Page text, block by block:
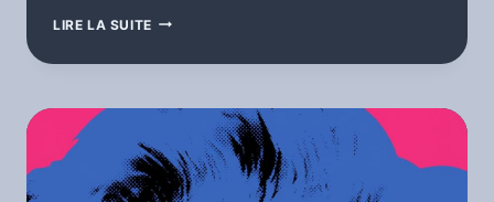
LIRE LA SUITE BILLET
JAUNE
À
ÉDITION
SPÉCIALE